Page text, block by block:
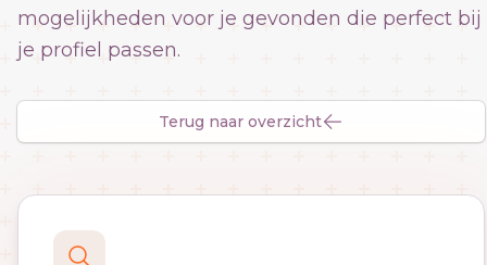
mogelijkheden voor je gevonden die perfect bij
je profiel passen.
Terug naar overzicht